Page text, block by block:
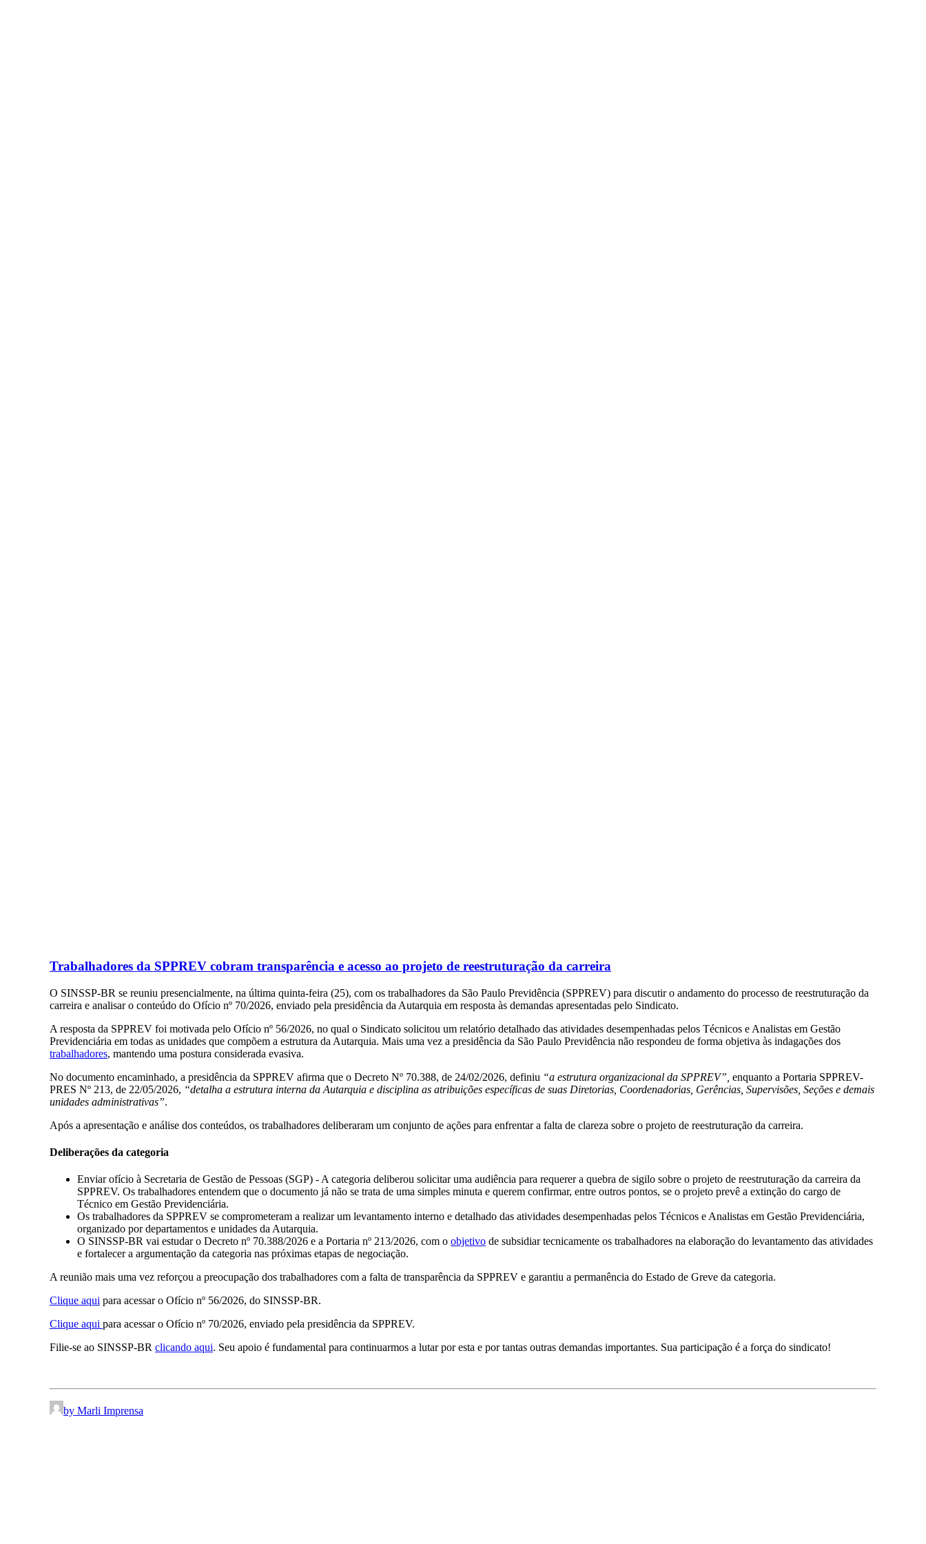
Trabalhadores da SPPREV cobram transparência e acesso ao projeto de reestruturação da carreira
O SINSSP-BR se reuniu presencialmente, na última quinta-feira (25), com os trabalhadores da São Paulo Previdência (SPPREV) para discutir o andamento do processo de reestruturação da
carreira e analisar o conteúdo do Ofício nº 70/2026, enviado pela presidência da Autarquia em resposta às demandas apresentadas pelo Sindicato.
A resposta da SPPREV foi motivada pelo Ofício nº 56/2026, no qual o Sindicato solicitou um relatório detalhado das atividades desempenhadas pelos Técnicos e Analistas em Gestão
Previdenciária em todas as unidades que compõem a estrutura da Autarquia. Mais uma vez a presidência da São Paulo Previdência não respondeu de forma objetiva às indagações dos
trabalhadores, mantendo uma postura considerada evasiva.
No documento encaminhado, a presidência da SPPREV afirma que o Decreto Nº 70.388, de 24/02/2026, definiu “a estrutura organizacional da SPPREV”, enquanto a Portaria SPPREV-
PRES Nº 213, de 22/05/2026, “detalha a estrutura interna da Autarquia e disciplina as atribuições específicas de suas Diretorias, Coordenadorias, Gerências, Supervisões, Seções e demais
unidades administrativas”.
Após a apresentação e análise dos conteúdos, os trabalhadores deliberaram um conjunto de ações para enfrentar a falta de clareza sobre o projeto de reestruturação da carreira.
Deliberações da categoria
Enviar ofício à Secretaria de Gestão de Pessoas (SGP) - A categoria deliberou solicitar uma audiência para requerer a quebra de sigilo sobre o projeto de reestruturação da carreira da
SPPREV. Os trabalhadores entendem que o documento já não se trata de uma simples minuta e querem confirmar, entre outros pontos, se o projeto prevê a extinção do cargo de
Técnico em Gestão Previdenciária.
Os trabalhadores da SPPREV se comprometeram a realizar um levantamento interno e detalhado das atividades desempenhadas pelos Técnicos e Analistas em Gestão Previdenciária,
organizado por departamentos e unidades da Autarquia.
O SINSSP-BR vai estudar o Decreto nº 70.388/2026 e a Portaria nº 213/2026, com o objetivo de subsidiar tecnicamente os trabalhadores na elaboração do levantamento das atividades
e fortalecer a argumentação da categoria nas próximas etapas de negociação.
A reunião mais uma vez reforçou a preocupação dos trabalhadores com a falta de transparência da SPPREV e garantiu a permanência do Estado de Greve da categoria.
Clique aqui para acessar o Ofício nº 56/2026, do SINSSP-BR.
Clique aqui para acessar o Ofício nº 70/2026, enviado pela presidência da SPPREV.
Filie-se ao SINSSP-BR clicando aqui. Seu apoio é fundamental para continuarmos a lutar por esta e por tantas outras demandas importantes. Sua participação é a força do sindicato!
by Marli Imprensa